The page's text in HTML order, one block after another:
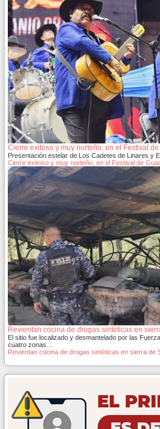
Cierre exitoso y muy norteño, en el Festival
Presentación estelar de Los Cadetes de Linares y
Cierre exitoso y muy norteño, en el Festival de
Revientan cocina de drogas sintéticas en
El sitio fue localizado y desmantelado por las
cuatro zonas…
Revientan cocina de drogas sintéticas en sierra de